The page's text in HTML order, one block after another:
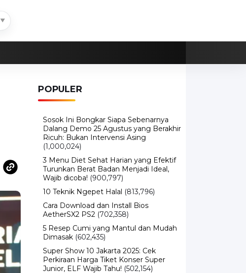
▼
Ricuh: Bukan Intervensi Asing
(1,000,024)
3 Menu Diet Sehat Harian yang Efektif
Wajib dicoba! (900,797)
10 Teknik Ngepet Halal
Cara Download dan Install Bios
5 Resep Cumi yang Mantul dan Mudah
Super Show 10 Jakarta 2025: Cek
Junior, ELF Wajib Tahu! (502,154)
Link Private Server Luck x8 Fish It